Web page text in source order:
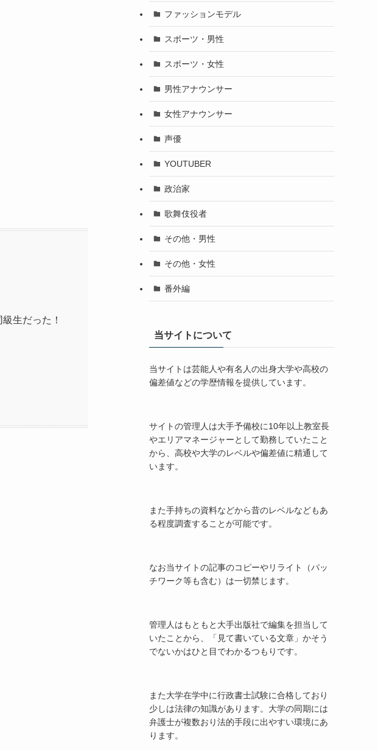
生だった！
ファッションモデル
スポーツ・男性
スポーツ・女性
男性アナウンサー
女性アナウンサー
声優
YOUTUBER
政治家
歌舞伎役者
その他・男性
その他・女性
番外編
当サイトについて
当サイトは芸能人や有名人の出身大学や高校の
偏差値などの学歴情報を提供しています。
サイトの管理人は大手予備校に10年以上教室長
やエリアマネージャーとして勤務していたこと
から、高校や大学のレベルや偏差値に精通して
います。
また手持ちの資料などから昔のレベルなどもあ
る程度調査することが可能です。
なお当サイトの記事のコピーやリライト（パッ
チワーク等も含む）は一切禁じます。
管理人はもともと大手出版社で編集を担当して
いたことから、「見て書いている文章」かそう
でないかはひと目でわかるつもりです。
また大学在学中に行政書士試験に合格しており
少しは法律の知識があります。大学の同期には
弁護士が複数おり法的手段に出やすい環境にあ
ります。